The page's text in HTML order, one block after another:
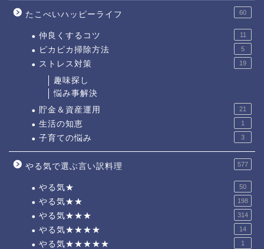
たこべいハッピーライフ 60
仲良くするコツ 11
ピカピカ掃除方法 5
ストレス対策 19
趣味探し
悩み事解決
貯金＆資産運用
21
生活の知恵 1
子育ての悩み 3
やる気で選ぶ言い訳料理 577
やる気★ 50
やる気★★ 198
やる気★★★ 314
やる気★★★★ 14
やる気★★★★★ 1